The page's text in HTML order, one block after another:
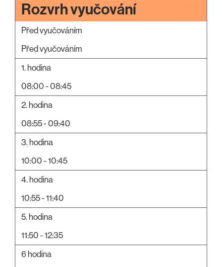
Rozvrh vyučování
Před vyučováním
Před vyučováním
1. hodina
08:00 - 08:45
2. hodina
08:55 - 09:40
3. hodina
10:00 - 10:45
4. hodina
10:55 - 11:40
5. hodina
11:50 - 12:35
6 hodina